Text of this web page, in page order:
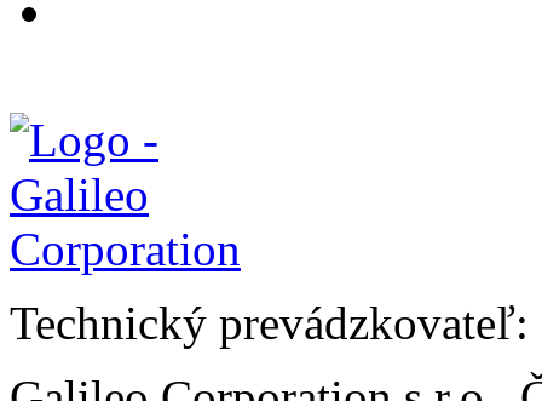
Technický prevádzkovateľ: